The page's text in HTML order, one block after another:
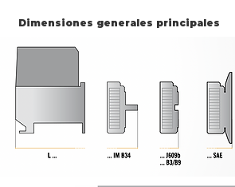
Dimensiones generales principales